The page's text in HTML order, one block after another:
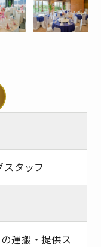
タッフ
運搬・提供ス